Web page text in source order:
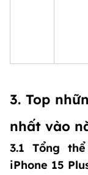
3. Top
nhất vào
3.1 Tổng
iPhone 15